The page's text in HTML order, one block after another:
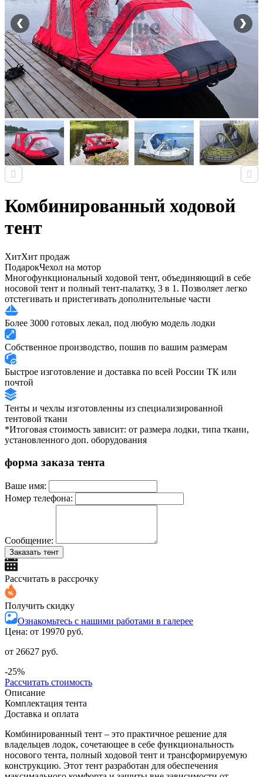
Комбинированный ходовой
тент
ХитХит продаж
ПодарокЧехол на мотор
Многофункциональный ходовой тент, объединяющий в себе
носовой тент и полный тент-палатку, 3 в 1. Позволяет легко
отстегивать и пристегивать дополнительные части
Более 3000 готовых лекал, под любую модель лодки
Собственное производство, пошив по вашим размерам
Быстрое изготовление и доставка по всей России ТК или
почтой
Тенты и чехлы изготовленны из специализированной
тентовой ткани
*Итоговая стоимость зависит: от размера лодки, типа ткани,
установленного доп. оборудования
форма заказа тента
Ваше имя:
Номер телефона:
Сообщение:
Заказать тент
Рассчитать в рассрочку
Получить скидку
Ознакомьтесь с нашими работами в галерее
Цена: от 19970 руб.
от 26627 руб.
-25%
Рассчитать стоимость
Описание
Комплектация тента
Доставка и оплата
Комбинированный тент – это практичное решение для
владельцев лодок, сочетающее в себе функциональность
носового тента, полный ходовой тент и трансформируемую
конструкцию. Этот тент разработан для обеспечения